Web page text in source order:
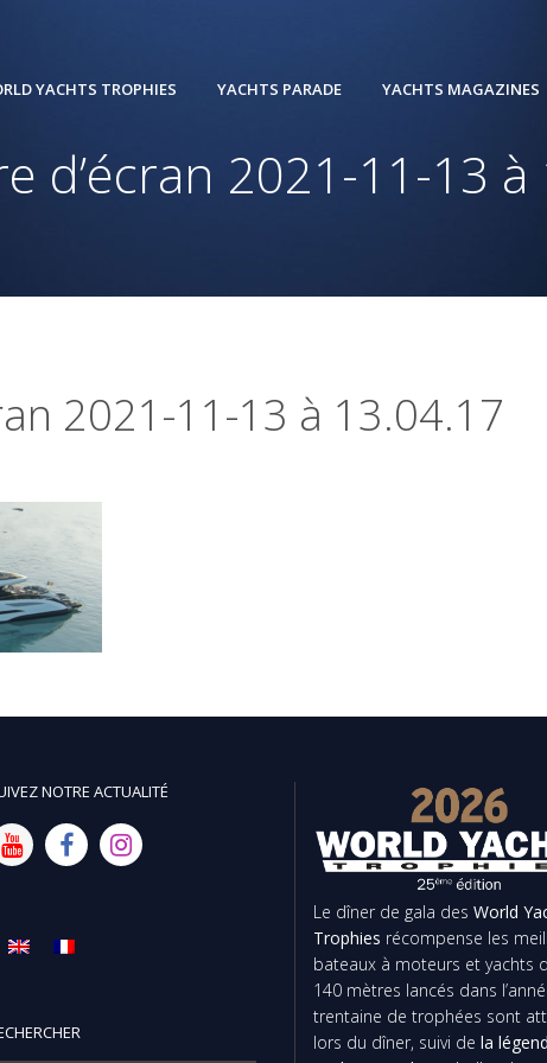
YACHTS TROPHIES YACHTS PARADE YACHTS MAGAZINES
d’écran 2021-11-13 à
2021-11-13 à 13.04.17
NOTRE ACTUALITÉ
Le dîner de gala des World
Trophies récompense les
bateaux à moteurs et yachts
140 mètres lancés dans
trentaine de trophées sont
lors du dîner, suivi de la